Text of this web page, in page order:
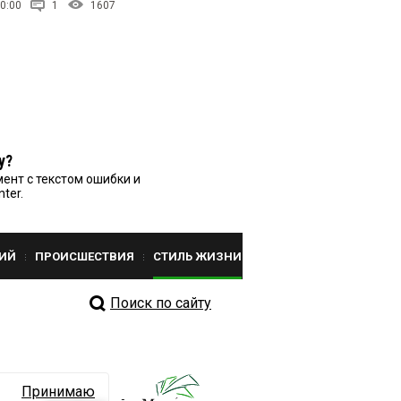
1 1607
с текстом ошибки и
ПРОИСШЕСТВИЯ СТИЛЬ ЖИЗНИ
Поиск по сайту
Принимаю